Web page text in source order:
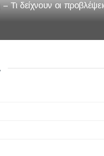
δείχνουν οι